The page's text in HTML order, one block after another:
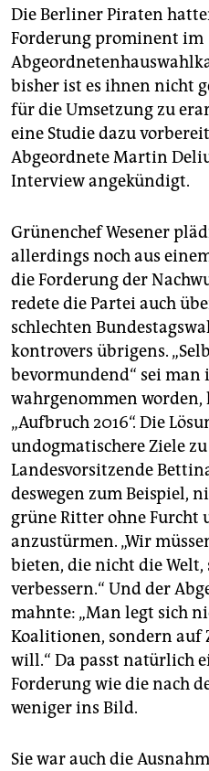
Die Berliner Piraten
Forderung prominent im
bisher ist es ihnen nicht
für die Umsetzung zu
eine Studie dazu
Abgeordnete Martin
Interview angekündigt.
Grünenchef Wesener
allerdings noch aus
die Forderung der
redete die Partei auch
schlechten
kontrovers übrigens.
bevormundend“ sei man
wahrgenommen
„Aufbruch 2016“. Die
undogmatischere Ziele
Landesvorsitzende
deswegen zum Beispiel,
grüne Ritter ohne Furcht
anzustürmen. „Wir
bieten, die nicht die
verbessern.“ Und der
mahnte: „Man legt sich
Koalitionen, sondern auf
will.“ Da passt natürlich
Forderung wie die nach
weniger ins Bild.
Sie war auch die